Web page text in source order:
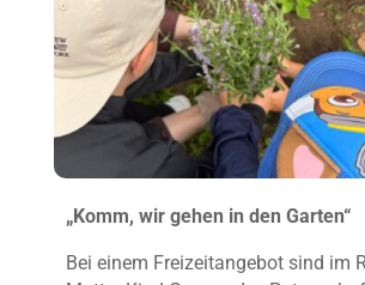
„Komm, wir gehen in den Garten“
Bei einem Freizeitangebot sind im